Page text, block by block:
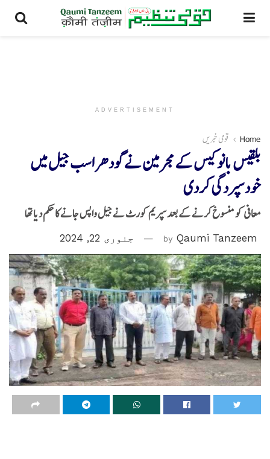
ADVERTISEMENT
Home قومی خبریں
بلقیس بانو کیس کے مجرمین نے گودھرا سب جیل میں
خودسپردگی کردی
معافی کو منسوخ کرنے کے بعدسپریم کورٹ نے جیل واپس جانے کا حکم دیا تھا
by Qaumi Tanzeem جنوری 22, 2024